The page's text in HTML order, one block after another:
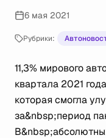
6 мая 2021
Рубрики:
11,3% мирового
квартала 2021
которая смогла
за&nbsp;период